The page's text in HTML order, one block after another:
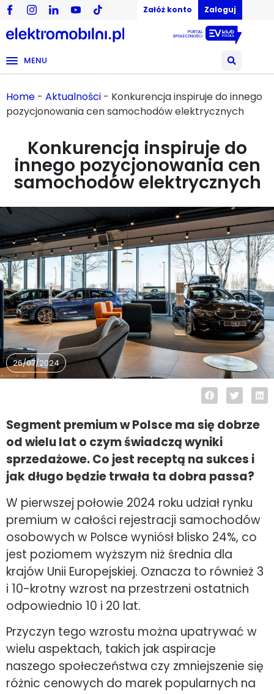
Załóż konto Zaloguj
MENU
Home - Aktualności - Konkurencja inspiruje do innego
pozycjonowania cen samochodów elektrycznych
Konkurencja inspiruje do
innego pozycjonowania cen
samochodów elektrycznych
26/07/2024
Segment premium w Polsce ma się dobrze
od wielu lat o czym świadczą wyniki
sprzedażowe. Co jest receptą na sukces i
jak długo będzie trwała ta dobra passa?
W pierwszej połowie 2024 roku udział rynku
premium w całości rejestracji samochodów
osobowych w Polsce wyniósł blisko 24%, co
jest poziomem wyższym niż średnia dla
krajów Unii Europejskiej. Oznacza to również 3
i 10-krotny wzrost na przestrzeni ostatnich
odpowiednio 10 i 20 lat.
Przyczyn tego wzrostu można upatrywać w
wielu aspektach, takich jak aspiracje
naszego społeczeństwa czy zmniejszenie się
różnic cenowych do marek popularnych na